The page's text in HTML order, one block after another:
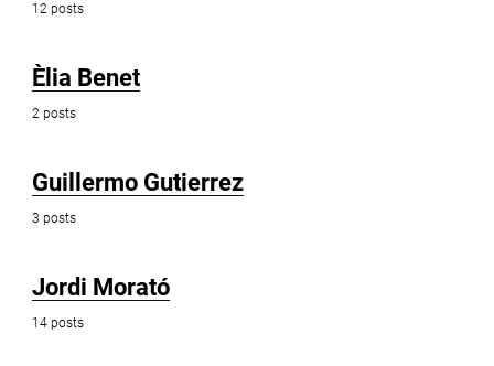
12 posts
Èlia Benet
2 posts
Guillermo Gutierrez
3 posts
Jordi Morató
14 posts